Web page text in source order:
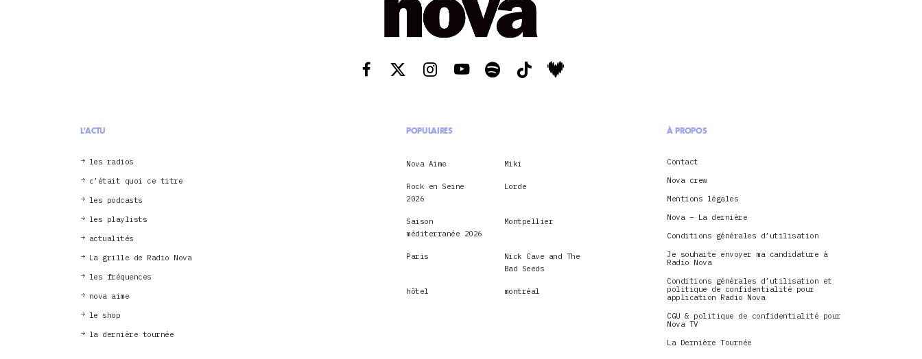
L'ACTU
les radios
c’était quoi ce titre
les podcasts
les playlists
actualités
La grille de Radio Nova
les fréquences
nova aime
le shop
la dernière tournée
POPULAIRES
Nova Aime Miki
Rock en Seine
2026
Lorde
Saison
méditerranée 2026
Montpellier
Paris
Nick Cave and The
Bad Seeds
hôtel montréal
À PROPOS
Contact
Nova crew
Mentions légales
Nova – La dernière
Conditions générales d’utilisation
Je souhaite envoyer ma candidature à
Radio Nova
Conditions générales d’utilisation et
politique de confidentialité pour
application Radio Nova
CGU & politique de confidentialité pour
Nova TV
La Dernière Tournée